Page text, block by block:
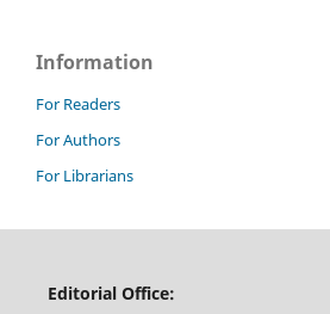
Information
For Readers
For Authors
For Librarians
Editorial Office: